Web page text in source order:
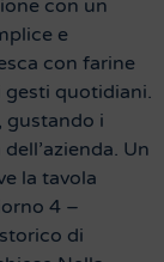
con un
e
con farine
gesti quotidiani.
gustando i
Un
la tavola
4 –
di